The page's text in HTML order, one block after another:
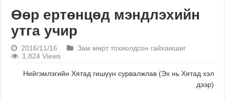
Өөр ертөнцөд мэндлэхийн
утга учир
2016/11/16
Зам мөрт тохиолдсон гайхамшиг
1,824 Views
Нийгэмлэгийн Хятад гишүүн сурвалжлав (Эх нь Хятад хэл
дээр)